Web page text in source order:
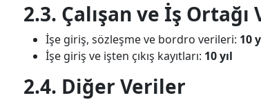
2.3. Çalışan ve İş
İşe giriş, sözleşme ve bordro verileri: 10
İşe giriş ve işten çıkış kayıtları: 10 yıl
2.4. Diğer Veriler